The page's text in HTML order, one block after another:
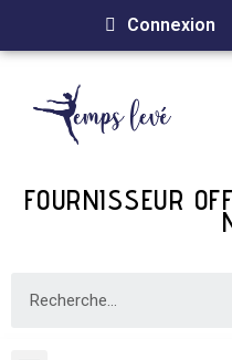
Connexion
FOURNISSEUR